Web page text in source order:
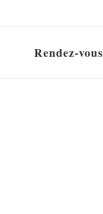
Rendez-vous